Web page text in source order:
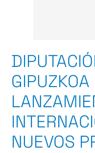
NUEVOS